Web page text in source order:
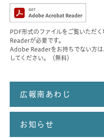
PDF形式のファイルをご覧いただ
Readerが必要です。
Adobe Readerをお持ちでない方
してください。（無料）
広報南あわじ
お知らせ